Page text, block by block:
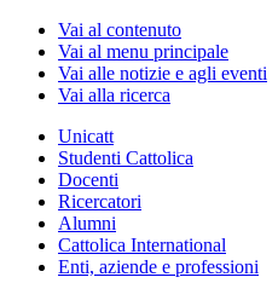
Vai al contenuto
Vai al menu principale
Vai alle notizie e agli eventi
Vai alla ricerca
Unicatt
Studenti Cattolica
Docenti
Ricercatori
Alumni
Cattolica International
Enti, aziende e professioni